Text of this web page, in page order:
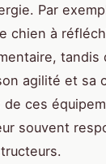
Par
chien à
tandis
agilité et sa
de ces
souvent